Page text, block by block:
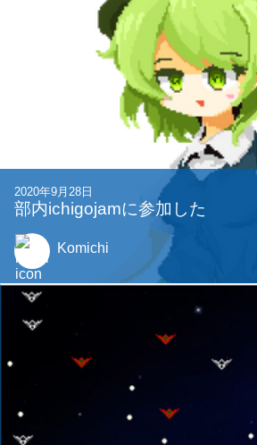
2020年9月28日
部内ichigojamに参加した
Komichi